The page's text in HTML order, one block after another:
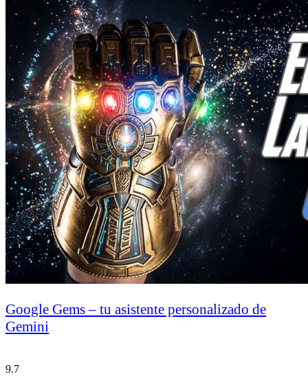
Google Gems – tu asistente personalizado de
Gemini
9.7